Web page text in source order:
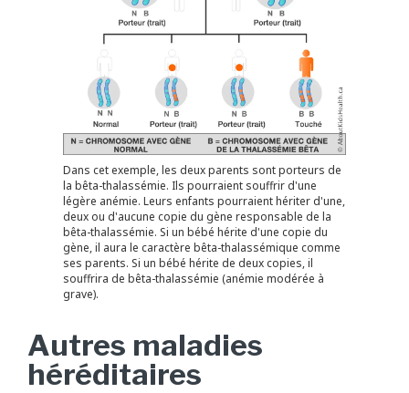
Dans cet exemple, les deux parents sont porteurs de
la bêta-thalassémie. Ils pourraient souffrir d'une
légère anémie. Leurs enfants pourraient hériter d'une,
deux ou d'aucune copie du gène responsable de la
bêta-thalassémie. Si un bébé hérite d'une copie du
gène, il aura le caractère bêta-thalassémique comme
ses parents. Si un bébé hérite de deux copies, il
souffrira de bêta-thalassémie (anémie modérée à
grave).
Autres maladies
héréditaires